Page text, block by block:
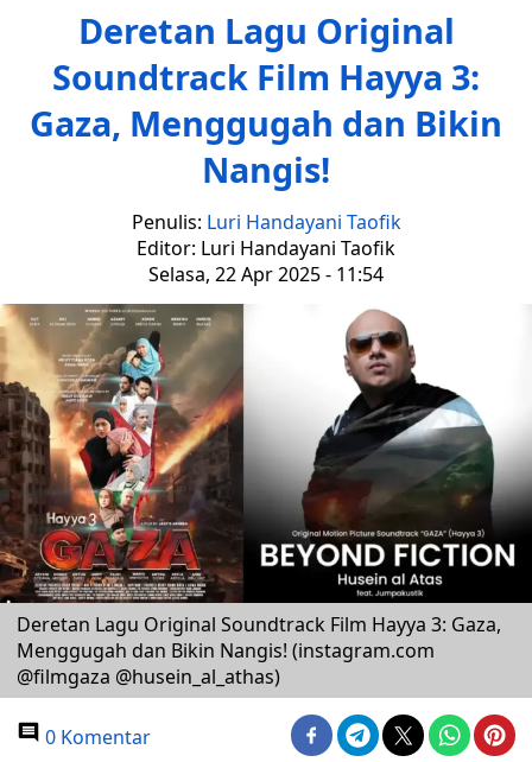
Deretan Lagu Original
Soundtrack Film Hayya 3:
Gaza, Menggugah dan Bikin
Nangis!
Penulis: Luri Handayani Taofik
Editor: Luri Handayani Taofik
Selasa, 22 Apr 2025 - 11:54
Deretan Lagu Original Soundtrack Film Hayya 3: Gaza,
Menggugah dan Bikin Nangis! (instagram.com
@filmgaza @husein_al_athas)
0 Komentar